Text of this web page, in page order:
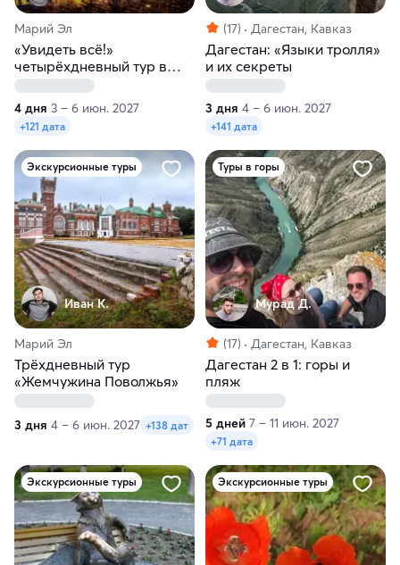
Марий Эл
«Увидеть всё!»
четырёхдневный тур в
Йошкар-Олу
4 дня 3 – 6 июн. 2027
+121 дата
(17) Дагестан, Кавказ
Дагестан: «Языки тролля»
и их секреты
3 дня 4 – 6 июн. 2027
+141 дата
Экскурсионные туры
Иван К.
Марий Эл
Трёхдневный тур
«Жемчужина Поволжья»
3 дня 4 – 6 июн. 2027 +138 дат
Туры в горы
Мурад Д.
(17) Дагестан, Кавказ
Дагестан 2 в 1: горы и
пляж
5 дней 7 – 11 июн. 2027
+71 дата
Экскурсионные туры Экскурсионные туры